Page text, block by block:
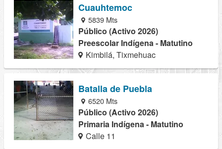
Cuauhtemoc
5839 Mts
Público (Activo 2026)
Preescolar Indígena - Matutino
Kimbilá, Tixmehuac
Batalla de Puebla
6520 Mts
Público (Activo 2026)
Primaria Indígena - Matutino
Calle 11